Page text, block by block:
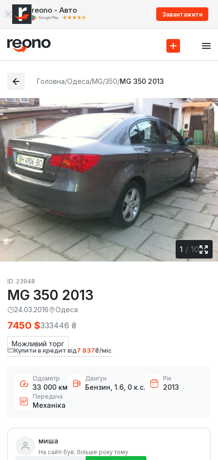
reono - Авто Завантажити
Головна/Одеса/MG/350/MG 350 2013
1 / 10
ID: 23948
MG 350 2013
24.03.2016 Одеса
Можливий торг
7450 $333446 ₴
Купити в кредит від7 837₴/міс
Одометр
33 000 км
Двигун
Бензин, 1.6, 0 к.с.
Рік
2013
Передача
Механіка
миша
На сайті був: більше року тому